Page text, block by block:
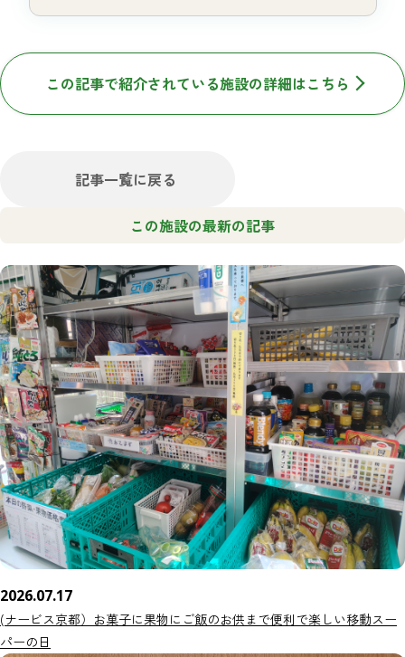
この記事で紹介されている施設の詳細はこちら
記事一覧に戻る
この施設の最新の記事
2026.07.17
(ナービス京都）お菓子に果物にご飯のお供まで便利で楽しい移動スー
パーの日